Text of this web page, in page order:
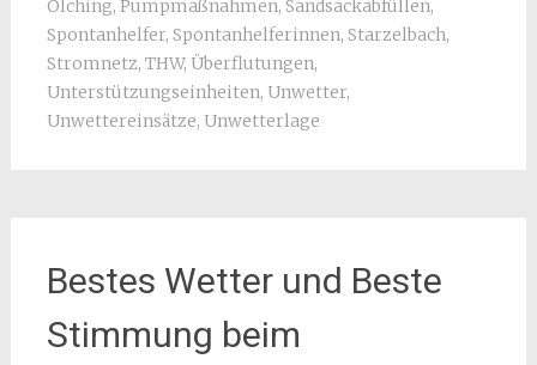
Olching, Pumpmaßnahmen, Sandsackabfüllen,
Spontanhelfer, Spontanhelferinnen, Starzelbach,
Stromnetz, THW, Überflutungen,
Unterstützungseinheiten, Unwetter,
Unwettereinsätze, Unwetterlage
Bestes Wetter und Beste
Stimmung beim